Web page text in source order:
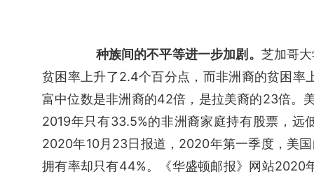
种族间的不平等进一步加剧。 芝加哥
贫困率上升了2.4个百分点，而非洲裔的贫困率
富中位数是非洲裔的42倍，是拉美裔的23倍。
2019年只有33.5%的非洲裔家庭持有股票，远
2020年10月23日报道，2020年第一季度，美
拥有率却只有44%。《华盛顿邮报》网站2020